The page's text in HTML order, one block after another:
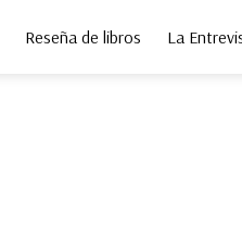
Reseña de libros La